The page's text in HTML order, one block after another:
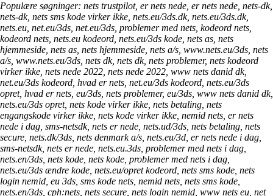
Populære søgninger: nets trustpilot, er nets nede, er nets nede, nets-dk,
nets-dk, nets sms kode virker ikke, nets.eu/3ds.dk, nets.eu/3ds.dk,
nets.eu, net.eu/3ds, net.eu/3ds, problemer med nets, kodeord nets,
kodeord nets, nets.eu kodeord, nets.eu/3ds kode, nets as, nets
hjemmeside, nets as, nets hjemmeside, nets a/s, www.nets.eu/3ds, nets
a/s, www.nets.eu/3ds, nets dk, nets dk, nets problemer, nets kodeord
virker ikke, nets nede 2022, nets nede 2022, www nets danid dk,
net.eu/3ds kodeord, hvad er nets, net.eu/3ds kodeord, nets.eu/3ds
opret, hvad er nets, eu/3ds, nets problemer, eu/3ds, www nets danid dk,
nets.eu/3ds opret, nets kode virker ikke, nets betaling, nets
engangskode virker ikke, nets kode virker ikke, nemid nets, er nets
nede i dag, sms-netsdk, nets er nede, nets.ud/3ds, nets betaling, nets
secure, nets.dk/3ds, nets denmark a/s, nets.eu/3d, er nets nede i dag,
sms-netsdk, nets er nede, nets.eu.3ds, problemer med nets i dag,
nets.en/3ds, nets kode, nets kode, problemer med nets i dag,
nets.eu/3ds ændre kode, nets.eu/opret kodeord, nets sms kode, nets
login nemid, eu 3ds, sms kode nets, nemid nets, nets sms kode,
nets.en/3ds, cph:nets, nets secure, nets login nemid, www nets eu, net